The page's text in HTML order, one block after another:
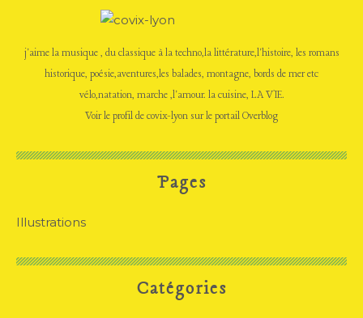
Catégories
Pages
Illustrations
j'aime la musique , du classique à la techno,la littérature,l'histoire, les romans
historique, poésie,aventures,les balades, montagne, bords de mer etc
vélo,natation, marche ,l'amour. la cuisine, LA VIE.
Voir le profil decovix-lyon sur le portail Overblog